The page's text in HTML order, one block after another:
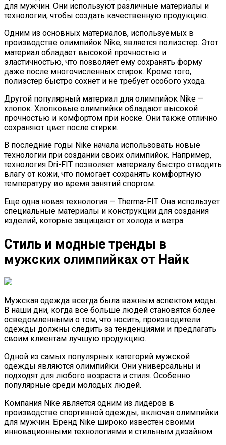
для мужчин. Они используют различные материалы и
технологии, чтобы создать качественную продукцию.
Одним из основных материалов, используемых в
производстве олимпийок Nike, является полиэстер. Этот
материал обладает высокой прочностью и
эластичностью, что позволяет ему сохранять форму
даже после многочисленных стирок. Кроме того,
полиэстер быстро сохнет и не требует особого ухода.
Другой популярный материал для олимпийок Nike —
хлопок. Хлопковые олимпийки обладают высокой
прочностью и комфортом при носке. Они также отлично
сохраняют цвет после стирки.
В последние годы Nike начала использовать новые
технологии при создании своих олимпийок. Например,
технология Dri-FIT позволяет материалу быстро отводить
влагу от кожи, что помогает сохранять комфортную
температуру во время занятий спортом.
Еще одна новая технология — Therma-FIT. Она использует
специальные материалы и конструкции для создания
изделий, которые защищают от холода и ветра.
Стиль и модные тренды в
мужских олимпийках от Найк
Мужская одежда всегда была важным аспектом моды.
В наши дни, когда все больше людей становятся более
осведомленными о том, что носить, производители
одежды должны следить за тенденциями и предлагать
своим клиентам лучшую продукцию.
Одной из самых популярных категорий мужской
одежды являются олимпийки. Они универсальны и
подходят для любого возраста и стиля. Особенно
популярные среди молодых людей.
Компания Nike является одним из лидеров в
производстве спортивной одежды, включая олимпийки
для мужчин. Бренд Nike широко известен своими
инновационными технологиями и стильным дизайном.